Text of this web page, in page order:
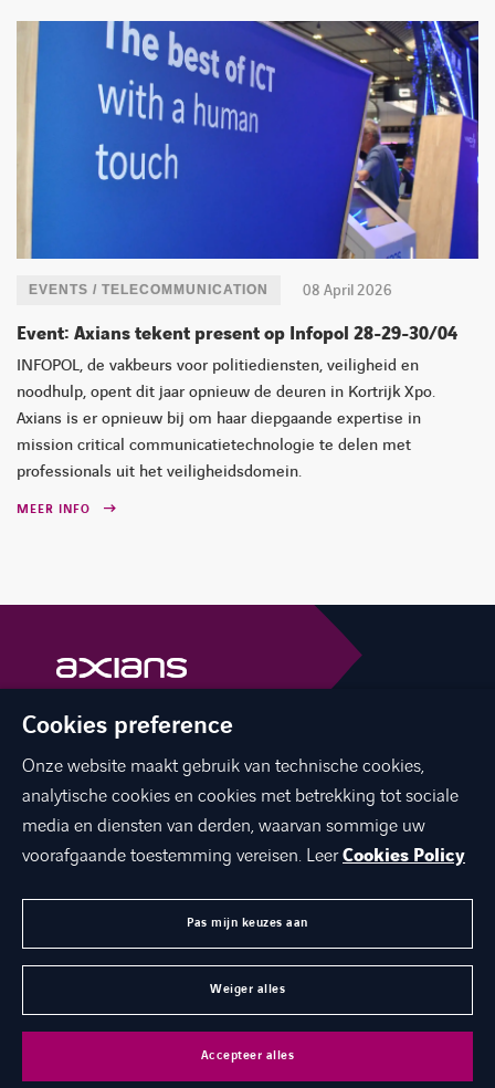
08 April 2026
EVENTS / TELECOMMUNICATION
Event: Axians tekent present op Infopol 28-29-30/04
INFOPOL, de vakbeurs voor politiediensten, veiligheid en
noodhulp, opent dit jaar opnieuw de deuren in Kortrijk Xpo.
Axians is er opnieuw bij om haar diepgaande expertise in
mission critical communicatietechnologie te delen met
professionals uit het veiligheidsdomein.
MEER INFO
facebooklinkedinyoutube
OVER ONS
JOBS
CONTACT
Cookies preference
Onze website maakt gebruik van technische cookies,
analytische cookies en cookies met betrekking tot sociale
media en diensten van derden, waarvan sommige uw
voorafgaande toestemming vereisen. LeerCookies Policy
Pas mijn keuzes aan
Weiger alles
Accepteer alles